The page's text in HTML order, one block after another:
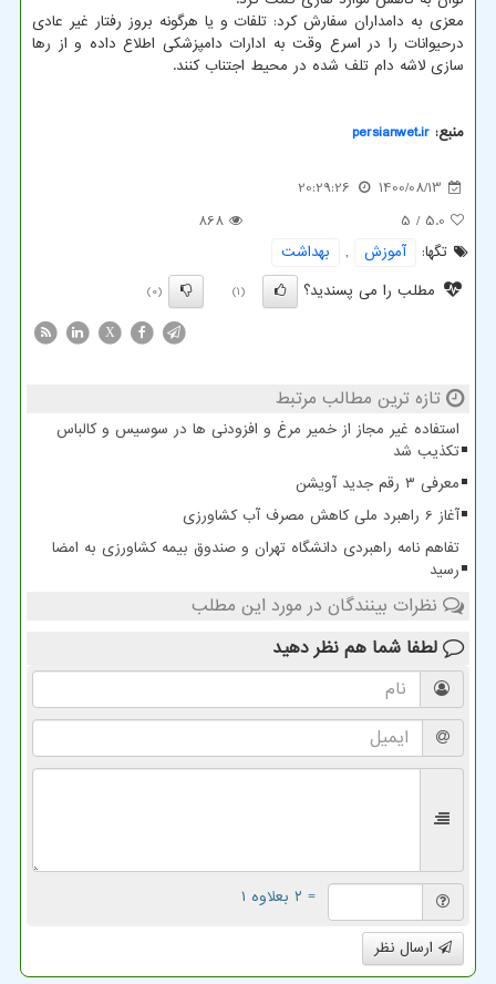
معزی به دامداران سفارش کرد: تلفات و یا هرگونه بروز رفتار غیر عادی
درحیوانات را در اسرع وقت به ادارات دامپزشکی اطلاع داده و از رها
سازی لاشه دام تلف شده در محیط اجتناب کنند.
منبع: persianwet.ir
1400/08/13
20:29:26
5.0
/ 5
868
تگها:
آموزش ,
بهداشت
مطلب را می پسندید؟
(1)
(0)
X
تازه ترین مطالب مرتبط
استفاده غیر مجاز از خمیر مرغ و افزودنی ها در سوسیس و کالباس
تکذیب شد
معرفی ۳ رقم جدید آویشن
آغاز 6 راهبرد ملی کاهش مصرف آب کشاورزی
تفاهم نامه راهبردی دانشگاه تهران و صندوق بیمه کشاورزی به امضا
رسید
نظرات بینندگان در مورد این مطلب
لطفا شما هم نظر دهید
= ۲ بعلاوه ۱
ارسال نظر